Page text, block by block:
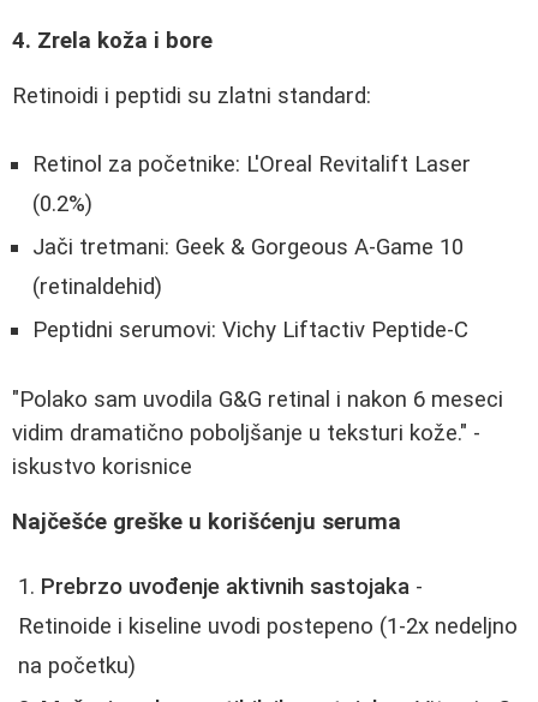
4. Zrela koža i bore
Retinoidi i peptidi su zlatni standard:
Retinol za početnike: L'Oreal Revitalift Laser
(0.2%)
Jači tretmani: Geek & Gorgeous A-Game 10
(retinaldehid)
Peptidni serumovi: Vichy Liftactiv Peptide-C
"Polako sam uvodila G&G retinal i nakon 6 meseci
vidim dramatično poboljšanje u teksturi kože." -
iskustvo korisnice
Najčešće greške u korišćenju seruma
Prebrzo uvođenje aktivnih sastojaka -
Retinoide i kiseline uvodi postepeno (1-2x nedeljno
na početku)